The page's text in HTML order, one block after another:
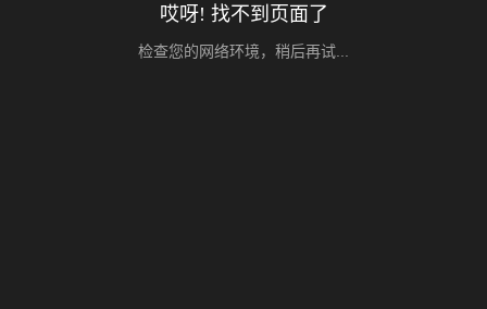
哎呀! 找不到页面了
检查您的网络环境，稍后再试...